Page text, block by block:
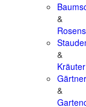
&
&
Kräuter
&